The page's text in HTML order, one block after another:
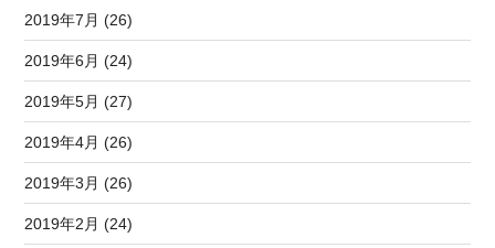
2019年7月 (26)
2019年6月 (24)
2019年5月 (27)
2019年4月 (26)
2019年3月 (26)
2019年2月 (24)